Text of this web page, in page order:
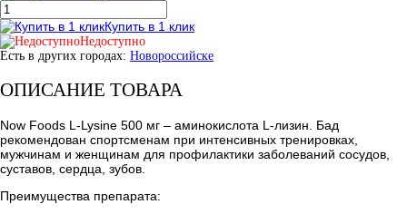
Купить в 1 клик
Недоступно
Есть в других городах: Новороссийске
ОПИСАНИЕ ТОВАРА
Now Foods L-Lysine 500 мг – аминокислота L-лизин. Бад
рекомендован спортсменам при интенсивных тренировках,
мужчинам и женщинам для профилактики заболеваний сосудов,
суставов, сердца, зубов.
Преимущества препарата: